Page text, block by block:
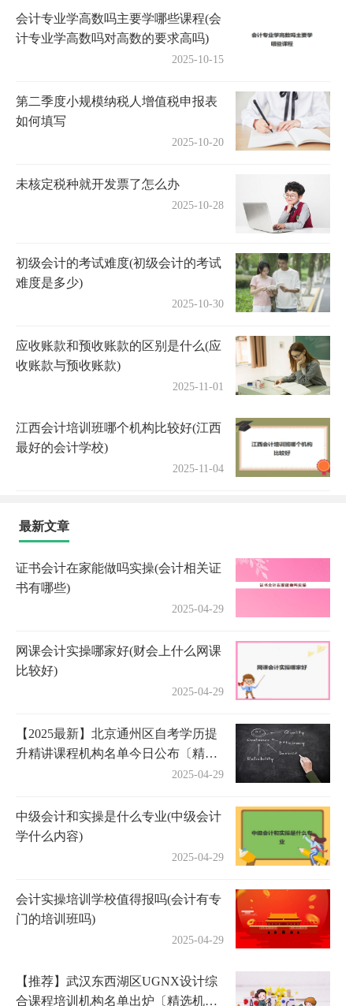
会计专业学高数吗主要学哪些课程(会
计专业学高数吗对高数的要求高吗)
2025-10-15
第二季度小规模纳税人增值税申报表
如何填写
2025-10-20
未核定税种就开发票了怎么办
2025-10-28
初级会计的考试难度(初级会计的考试
难度是多少)
2025-10-30
应收账款和预收账款的区别是什么(应
收账款与预收账款)
2025-11-01
江西会计培训班哪个机构比较好(江西
最好的会计学校)
2025-11-04
最新文章
证书会计在家能做吗实操(会计相关证
书有哪些)
2025-04-29
网课会计实操哪家好(财会上什么网课
比较好)
2025-04-29
【2025最新】北京通州区自考学历提
升精讲课程机构名单今日公布〔精选
2025-04-29
中级会计和实操是什么专业(中级会计
学什么内容)
2025-04-29
会计实操培训学校值得报吗(会计有专
门的培训班吗)
2025-04-29
【推荐】武汉东西湖区UGNX设计综
合课程培训机构名单出炉〔精选机构